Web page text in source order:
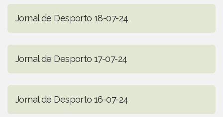
Jornal de Desporto 18-07-24
Jornal de Desporto 17-07-24
Jornal de Desporto 16-07-24